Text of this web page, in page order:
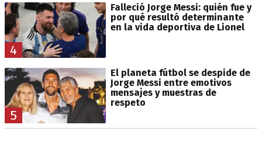
4
Falleció Jorge Messi: quién fue y
por qué resultó determinante
en la vida deportiva de Lionel
5
El planeta fútbol se despide de
Jorge Messi entre emotivos
mensajes y muestras de
respeto